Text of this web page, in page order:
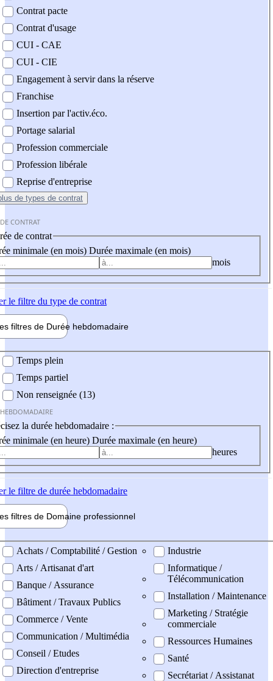
Contrat pacte
Contrat d'usage
CUI - CAE
CUI - CIE
Engagement à servir dans la réserve
Franchise
Insertion par l'activ.éco.
Portage salarial
Profession commerciale
Profession libérale
Reprise d'entreprise
de types de contrat
CONTRAT
de contrat
minimale (en mois) Durée maximale (en mois)
mois
le filtre du type de contrat
filtres de Durée hebdomadaire
Temps plein
Temps partiel
Non renseignée (13)
la durée hebdomadaire :
minimale (en heure) Durée maximale (en heure)
heures
le filtre de durée hebdomadaire
filtres de Domaine professionnel
professionel
Achats / Comptabilité / Gestion
Arts / Artisanat d'art
Banque / Assurance
Bâtiment / Travaux Publics
Commerce / Vente
Communication / Multimédia
Conseil / Etudes
Direction d'entreprise
Industrie
Informatique /
Télécommunication
Installation / Maintenance
Marketing / Stratégie
commerciale
Ressources Humaines
Santé
Secrétariat / Assistanat